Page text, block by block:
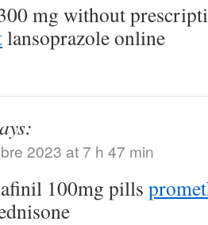
mg without
lansoprazole online
2023 at 7 h 47 min
100mg pills